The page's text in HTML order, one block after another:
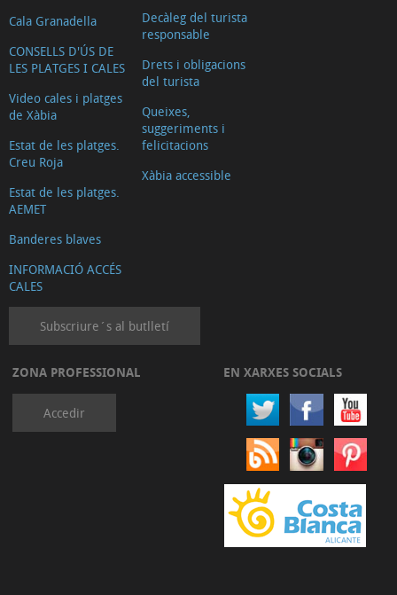
Cala Granadella
CONSELLS D'ÚS DE
LES PLATGES I CALES
Video cales i platges
de Xàbia
Estat de les platges.
Creu Roja
Estat de les platges.
AEMET
Banderes blaves
INFORMACIÓ ACCÉS
CALES
Decàleg del turista
responsable
Drets i obligacions
del turista
Queixes,
suggeriments i
felicitacions
Xàbia accessible
Subscriure´s al butlletí
ZONA PROFESSIONAL
Accedir
EN XARXES SOCIALS